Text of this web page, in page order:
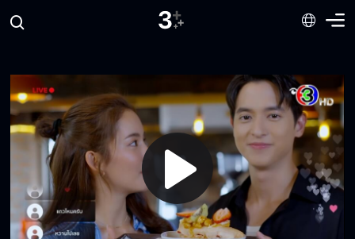
Play
Video
สัญญาเราจะไม่ลืมตะวัน
ถึงเวลาเปิดใจคุยกันอีกครั้ง